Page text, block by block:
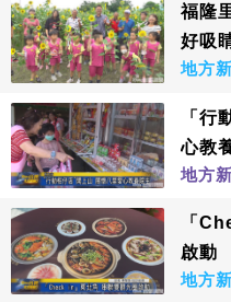
福隆
好吸
地方
「行
心教
地方
「
啟動
地方